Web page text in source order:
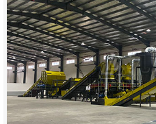
公
司
豫
ICP
备
19020390
号-1